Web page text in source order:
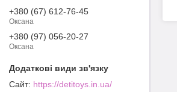
+380 (67) 612-76-45
Оксана
+380 (97) 056-20-27
Оксана
https://detitoys.in.ua/